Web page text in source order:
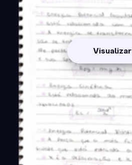
Visualizar